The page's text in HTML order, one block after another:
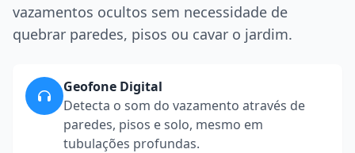
vazamentos ocultos sem necessidade de
quebrar paredes, pisos ou cavar o jardim.
Geofone Digital
Detecta o som do vazamento através de
paredes, pisos e solo, mesmo em
tubulações profundas.